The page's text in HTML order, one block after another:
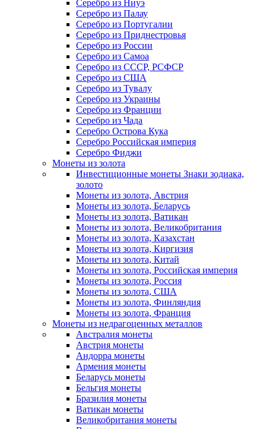
Серебро из Ниуэ
Серебро из Палау
Серебро из Португалии
Серебро из Приднестровья
Серебро из России
Серебро из Самоа
Серебро из СССР, РСФСР
Серебро из США
Серебро из Тувалу
Серебро из Украины
Серебро из Франции
Серебро из Чада
Серебро Острова Кука
Серебро Российская империя
Серебро Фиджи
Монеты из золота
Инвестиционные монеты Знаки зодиака,
золото
Монеты из золота, Австрия
Монеты из золота, Беларусь
Монеты из золота, Ватикан
Монеты из золота, Великобритания
Монеты из золота, Казахстан
Монеты из золота, Киргизия
Монеты из золота, Китай
Монеты из золота, Российская империя
Монеты из золота, Россия
Монеты из золота, США
Монеты из золота, Финляндия
Монеты из золота, Франция
Монеты из недрагоценных металлов
Австралия монеты
Австрия монеты
Андорра монеты
Армения монеты
Беларусь монеты
Бельгия монеты
Бразилия монеты
Ватикан монеты
Великобритания монеты